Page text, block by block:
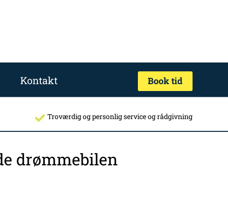
Kontakt Book tid
Troværdig og personlig service og rådgivning
drømmebilen